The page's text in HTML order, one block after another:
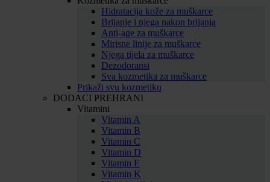
Hidratacija kože za muškarce
Brijanje i njega nakon brijanja
Anti-age za muškarce
Mirisne linije za muškarce
Njega tijela za muškarce
Dezodoransi
Sva kozmetika za muškarce
Prikaži svu kozmetiku
DODACI PREHRANI
Vitamini
Vitamin A
Vitamin B
Vitamin C
Vitamin D
Vitamin E
Vitamin K